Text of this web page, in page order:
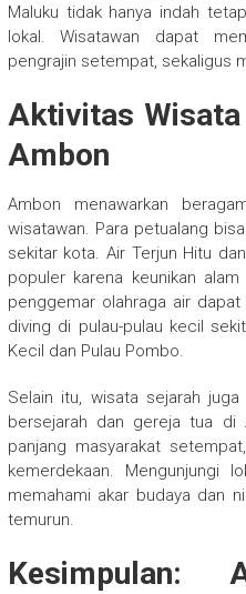
Maluku tidak hanya indah
lokal. Wisatawan dapat
pengrajin setempat, sekaligus
Aktivitas
Ambon
Ambon menawarkan
wisatawan. Para petualang
sekitar kota. Air Terjun Hitu
populer karena keunikan
penggemar olahraga air
diving di pulau-pulau kecil
Kecil dan Pulau Pombo.
Selain itu, wisata sejarah
bersejarah dan gereja tua di
panjang masyarakat
kemerdekaan. Mengunjungi
memahami akar budaya dan
temurun.
Kesimpulan: